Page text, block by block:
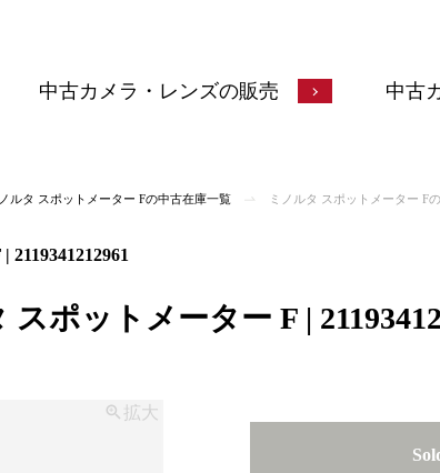
中古カメラ・レンズの販売 中古
ルタ スポットメーター Fの中古在庫一覧 ミノルタ スポットメーター F
ポットメーター F |
拡大